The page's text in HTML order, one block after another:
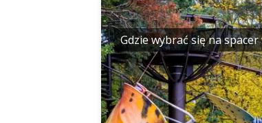
Gdzie wybrać się na